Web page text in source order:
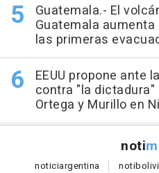
Guatemala.- El
Guatemala
las primeras
EEUU propone ante
contra "la
Ortega y Murillo en
noti
noticiargentina noti